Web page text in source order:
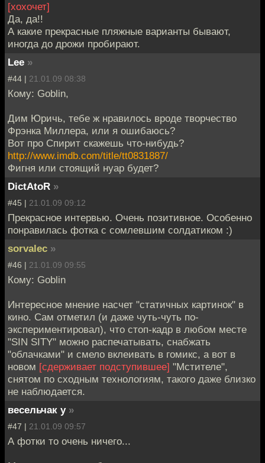
[хохочет]
Да, да!!
А какие прекрасные пляжные варианты бывают,
иногда до дрожи пробирают.
Lee »
#44 | 21.01.09 08:38
Кому: Goblin,
Дим Юричь, тебе ж нравилось вроде творчество
Фрэнка Миллера, или я ошибаюсь?
Вот про Спирит скажешь что-нибудь?
http://www.imdb.com/title/tt0831887/
Фигня или стоящий нуар будет?
DictAtoR »
#45 | 21.01.09 09:12
Прекрасное интервью. Очень позитивное. Особенно
понравилась фотка с сомлевшим солдатиком :)
sorvalec »
#46 | 21.01.09 09:55
Кому: Goblin
Интересное мнение насчет "статичных картинок" в
кино. Сам отметил (и даже чуть-чуть по-
экспериментировал), что стоп-кадр в любом месте
"SIN SITY" можно распечатывать, снабжать
"облачками" и смело вклеивать в гомикс, а вот в
новом [сдерживает подступившее] "Мстителе",
снятом по сходным технологиям, такого даже близко
не наблюдается.
весельчак у »
#47 | 21.01.09 09:57
А фотки то очень ничего...